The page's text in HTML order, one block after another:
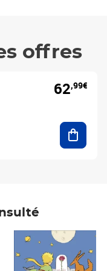
offres
62,99€
Prix 7,50€